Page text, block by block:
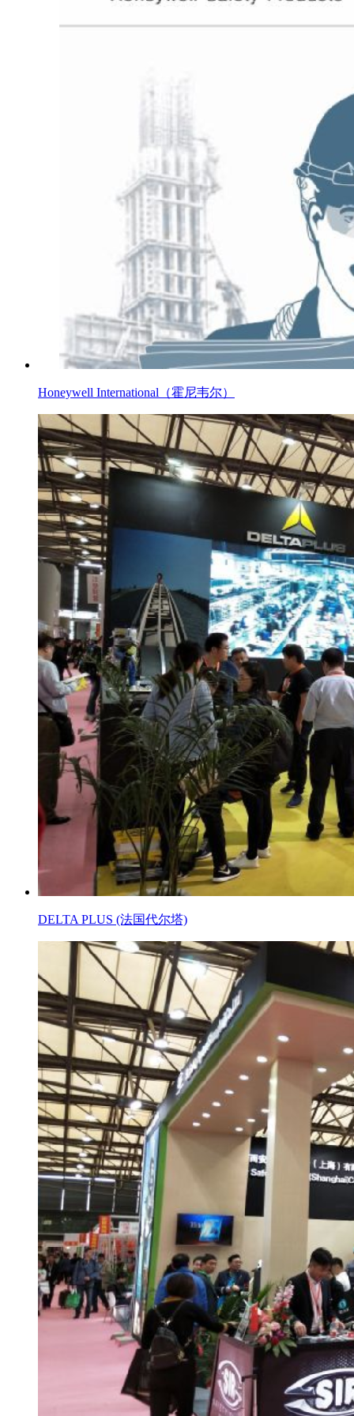
Honeywell International（霍尼韦尔）
DELTA PLUS (法国代尔塔)